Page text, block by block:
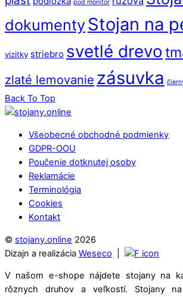
pod monitor
dokumenty Stojan na
vizitky striebro svetlé drevo
zlaté lemovanie zásuvka
Back To Top
Všeobecné obchodné podmienky
GDPR-OOU
Poučenie dotknutej osoby
Reklamácie
Terminológia
Cookies
Kontakt
© stojany.online 2026
Dizajn a realizácia Weseco
V našom e-shope nájdete stojany na
rôznych druhov a veľkostí. Stojany